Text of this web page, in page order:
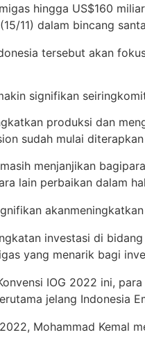
migas hingga US$160 miliar
(15/11) dalam bincang
tersebut akan fok
signifikan seiring
produksi dan
sudah mulai diterapkan
masih menjanjikan bagi
lain perbaikan dalam hal
akanmeningkatkan
investasi di bidang
yang menarik bagi
IOG 2022 ini, para
jelang Indonesia
Mohammad Kemal